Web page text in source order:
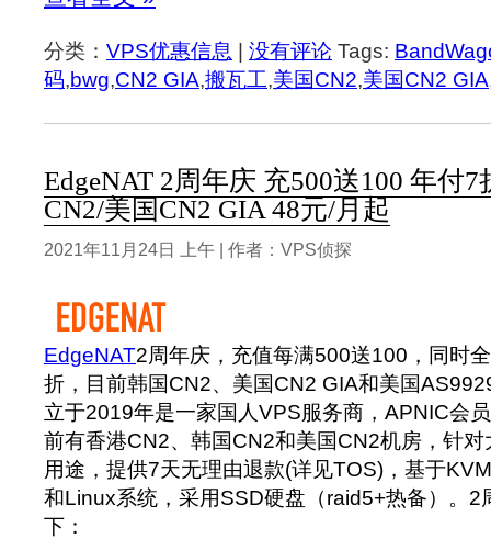
分类： VPS优惠信息 | 没有评论 Tags:
码,bwg,CN2 GIA,搬瓦工,美国CN2,美国CN2 GIA
EdgeNAT 2周年庆 充500送100 年付
CN2/美国CN2 GIA 48元/月起
2021年11月24日 上午 | 作者：VPS侦探
EdgeNAT2周年庆，充值每满500送100，同时
折，目前韩国CN2、美国CN2 GIA和美国
立于2019年是一家国人VPS服务商，APNIC会
前有香港CN2、韩国CN2和美国CN2机房，针
用途，提供7天无理由退款(详见TOS)，基于
和Linux系统，采用SSD硬盘（raid5+热备）。2
下：